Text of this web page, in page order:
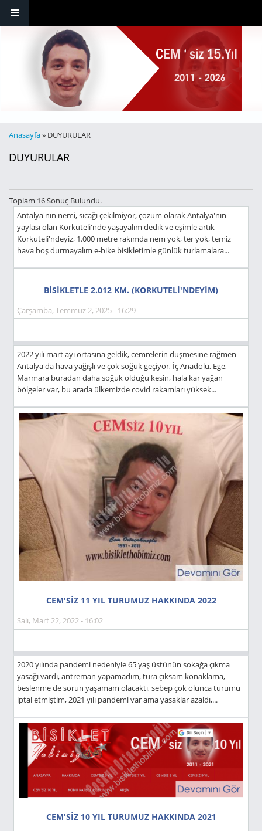
BURADASINIZ
Anasayfa» DUYURULAR
DUYURULAR
Toplam 16 Sonuç Bulundu.
Antalya'nın nemi, sıcağı çekilmiyor, çözüm olarak Antalya'nın
yaylası olan Korkuteli'nde yaşayalım dedik ve eşimle artık
Korkuteli'ndeyiz, 1.000 metre rakımda nem yok, ter yok, temiz
hava boş durmayalım e-bike bisikletimle günlük turlamalara...
BİSİKLETLE 2.012 KM. (KORKUTELİ'NDEYIM)
Çarşamba, Temmuz 2, 2025 - 16:29
2022 yılı mart ayı ortasına geldik, cemrelerin düşmesine rağmen
Antalya'da hava yağışlı ve çok soğuk geçiyor, İç Anadolu, Ege,
Marmara buradan daha soğuk olduğu kesin, hala kar yağan
bölgeler var, bu arada ülkemizde covid rakamları yüksek...
CEM'SİZ 11 YIL TURUMUZ HAKKINDA 2022
Salı, Mart 22, 2022 - 16:02
2020 yılında pandemi nedeniyle 65 yaş üstünün sokağa çıkma
yasağı vardı, antreman yapamadım, tura çıksam konaklama,
beslenme de sorun yaşamam olacaktı, sebep çok olunca turumu
iptal etmiştim, 2021 yılı pandemi var ama yasaklar azaldı,...
CEM'SİZ 10 YIL TURUMUZ HAKKINDA 2021